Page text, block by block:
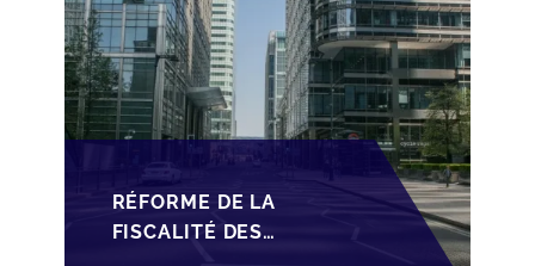
RÉFORME DE LA
FISCALITÉ DES